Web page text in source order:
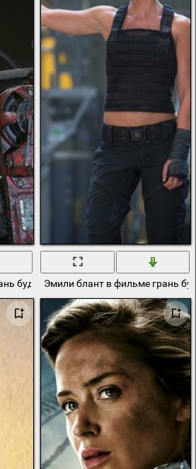
будущегоЭмили блант в фильме грань